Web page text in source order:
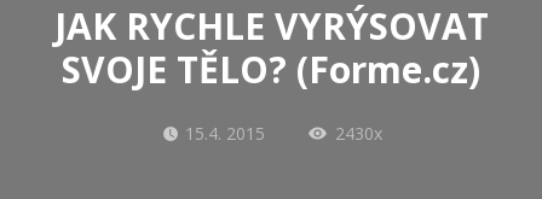
JAK RYCHLE VYRÝSOVAT
SVOJE TĚLO? (Forme.cz)
15.4. 2015 2430x